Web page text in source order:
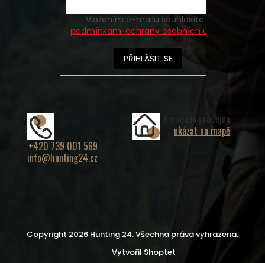
podmínkami ochrany osobních údajů
PŘIHLÁSIT SE
+420 739 001 569
info@hunting24.cz
Kamenná prodejna
ukázat na mapě
Vytvořil Shoptet
Copyright 2026 Hunting 24. Všechna práva vyhrazena.